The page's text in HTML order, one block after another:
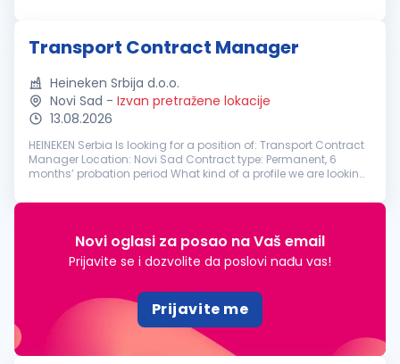
Transport Contract Manager
Heineken Srbija d.o.o.
Novi Sad - Izvan pretražene lokacije
13.08.2026
HEINEKEN Serbia Is looking for a position of: Transport Contract
Manager Location: Novi Sad Contract type: Permanent, 6
months’ probation period What kind of a profile we are looking
br...
Novi oglasi za posao na Vaš email
Prijavite se i dozvolite da poslovi nađu vas!
Prijavite me